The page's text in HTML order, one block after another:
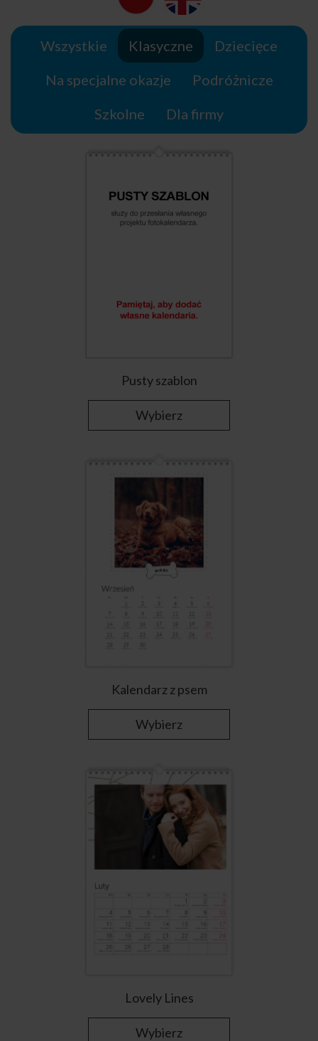
Wszystkie Klasyczne
Dziecięce
Na specjalne okazje
Podróżnicze
Szkolne
Dla firmy
Pusty szablon
Wybierz
Kalendarz z psem
Wybierz
Lovely Lines
Wybierz